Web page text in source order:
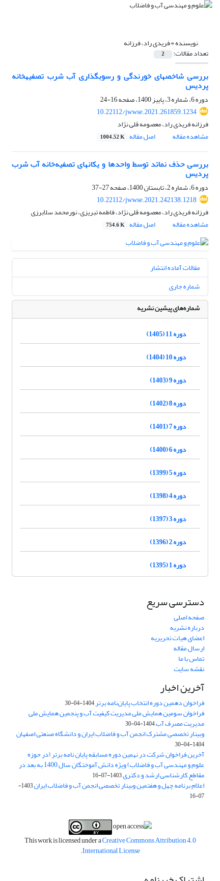
نویسنده =فریدی راد، فرزانه
تعداد مقالات: 2
بررسی شاخص‎های خورندگی و رسوب‎گذاری آب شرب تصفیه‎خانه
پردیس
دوره 6، شماره 3، پاییز 1400، صفحه
16-24
10.22112/jwwse.2021.261859.1234
فرزانه فریدی راد، معصومه قلی نژاد
مشاهده مقاله
اصل مقاله 1004.52 K
بررسی حذف نماتد توسط واحدها و یکان‎های تصفیه‌خانه آب شرب
پردیس
دوره 6، شماره 2، تابستان 1400، صفحه
27-37
10.22112/jwwse.2021.242138.1218
فرزانه فریدی راد، معصومه قلی نژاد، فاطمه تبریزی، نورمحمد سلابرزی
مشاهده مقاله
اصل مقاله 754.6 K
مقالات آماده انتشار
شماره جاری
شماره‌های پیشین نشریه
دوره 11 (1405)
دوره 10 (1404)
دوره 9 (1403)
دوره 8 (1402)
دوره 7 (1401)
دوره 6 (1400)
دوره 5 (1399)
دوره 4 (1398)
دوره 3 (1397)
دوره 2 (1396)
دوره 1 (1395)
دسترسی سریع
صفحه اصلی
درباره نشریه
اعضای هیات تحریریه
ارسال مقاله
تماس با ما
نقشه سایت
آخرین اخبار
فراخوان دهمین دوره انتخاب پایان‌نامه برتر1404-04-30
فراخوان سومین همایش ملی مدیریت کیفیت آب و پنجمین همایش ملی
مدیریت مصرف آب1404-04-30
وبینار تخصصی مشترک انجمن آب و فاضلاب ایران و دانشگاه صنعتی اصفهان
1404-04-30
آخرین فراخوان شرکت در نهمین دوره مسابقه پایان نامه برتر (در حوزه
علوم و مهندسی آب و فاضلاب) ویژه دانش آموختگان سال 1400 به بعد در
مقاطع کارشناسی ارشد و دکتری1403-07-16
اعلام برنامه چهل و هفتمین وبینار تخصصی انجمن آب و فاضلاب ایران
1403-
07-16
This work is licensed under aCreative Commons Attribution 4.0
International License
.